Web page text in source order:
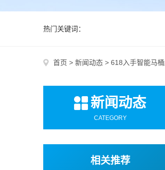
热门关键词：
首页 > 新闻动态 > 618入手智能马
新闻动态
CATEGORY
相关推荐